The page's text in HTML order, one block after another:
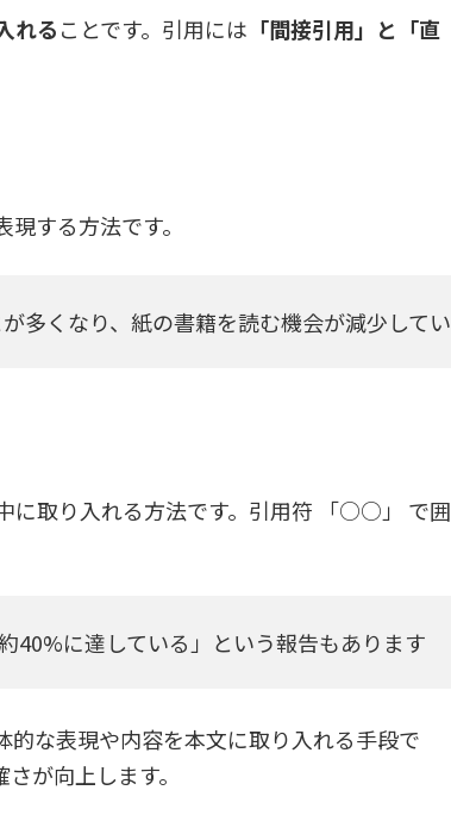
れることです。引用には 「間接引用」と「直
する方法です。
多くなり、紙の書籍を読む機会が減少してい
に取り入れる方法です。引用符 「○○」 で囲
40%に達している」という報告もあります
な表現や内容を本文に取り入れる手段で
が向上します。